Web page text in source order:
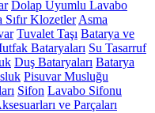
Dolap Uyumlu Lavabo
Sıfır Klozetler Asma
Tuvalet Taşı Batarya ve
Bataryaları Su Tasarruf
Duş Bataryaları Batarya
Pisuvar Musluğu
Sifon Lavabo Sifonu
ve Parçaları